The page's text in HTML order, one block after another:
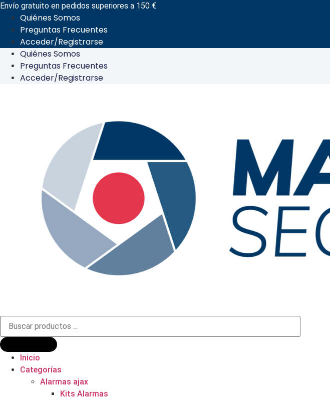
Ir
contenido
Envío gratuito en pedidos superiores a 150 €
Quiénes Somos
Preguntas Frecuentes
Acceder/Registrarse
Quiénes Somos
Preguntas Frecuentes
Acceder/Registrarse
Búsqueda
productos
Inicio
Categorías
Alarmas ajax
Kits Alarmas